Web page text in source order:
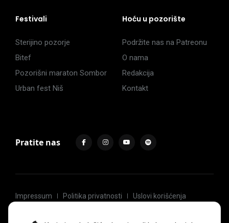
Festivali
Sterijino pozorje
Bitef
Pozorišni maraton Sombor
Urban fest Niš
Hoću u pozorište
Podržite nas na Patreonu
O nama
Redakcija
Kontakt
Pratite nas
Impressum Politika privatnosti
Uslovi korišćenja